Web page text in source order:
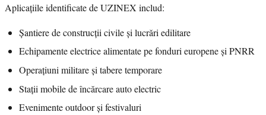
Aplicațiile identificate de UZINEX includ:
Șantiere de construcții civile și lucrări edilitare
Echipamente electrice alimentate pe fonduri europene și PNRR
Operațiuni militare și tabere temporare
Stații mobile de încărcare auto electric
Evenimente outdoor și festivaluri